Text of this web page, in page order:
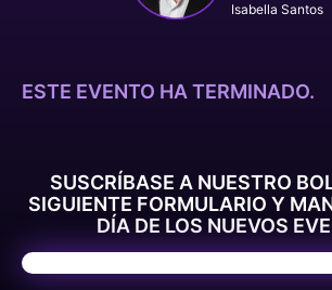
Isabella Santos
ESTE EVENTO HA TERMINADO.
SUSCRÍBASE A NUESTRO
SIGUIENTE FORMULARIO Y
DÍA DE LOS NUEVOS